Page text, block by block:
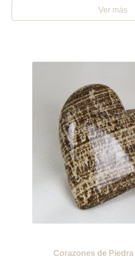
Ver más
Corazones de